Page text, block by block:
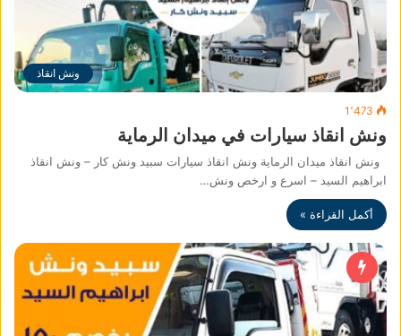
ونش انقاذ
1٬473
ونش انقاذ سيارات في ميدان الرماية
ونش انقاذ ميدان الرماية ونش انقاذ سيارات سبيد ونش كار – ونش انقاذ
ابراهيم السيد – اسرع و ارخص ونش…
أكمل القراءة »